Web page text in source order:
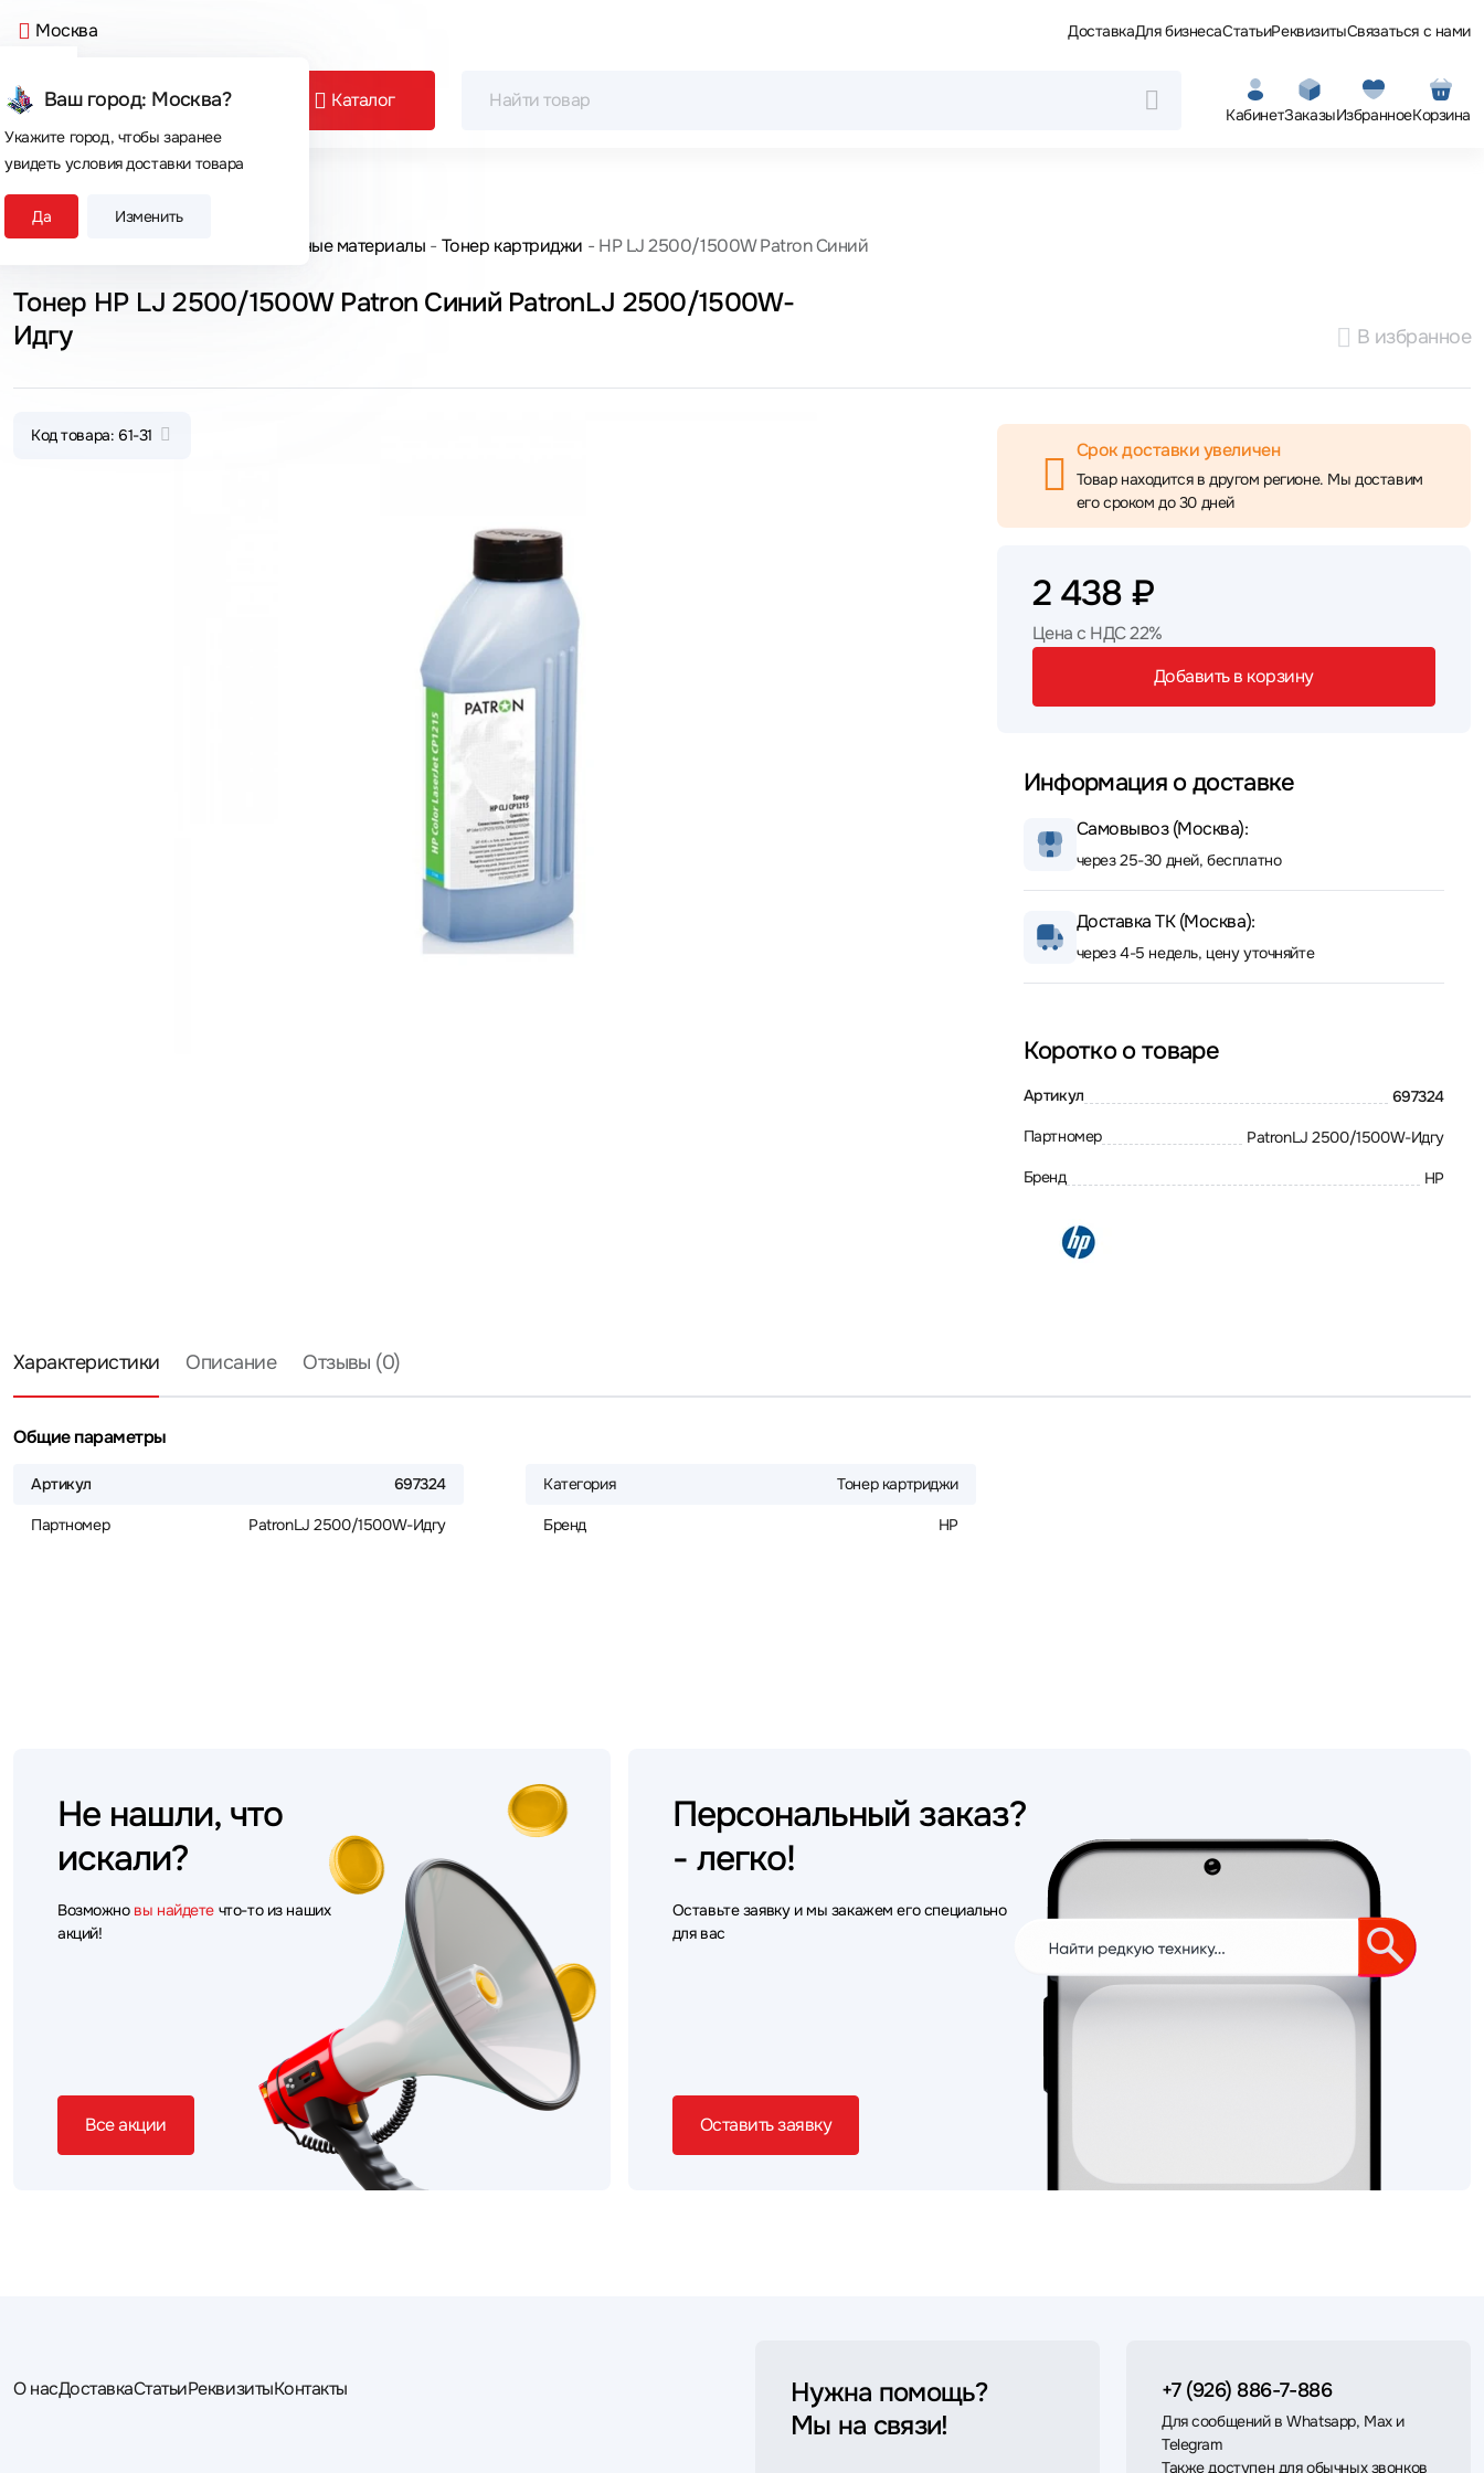
Москва
Ваш город: Москва?
Укажите город, чтобы заранее
увидеть условия доставки товара
Да Изменить
ДоставкаДля бизнесаСтатьиРеквизитыСвязаться с нами
Каталог
КабинетЗаказыИзбранноеКорзина
Сегодня покупают
Главная Расходные материалы Тонер картриджи HP LJ 2500/1500W Patron Синий
Тонер HP LJ 2500/1500W Patron Синий PatronLJ 2500/1500W-
Идгу
В избранное
Код товара: 61-31
Срок доставки увеличен
Товар находится в другом регионе. Мы доставим
его сроком до 30 дней
2 438 ₽
Цена с НДС 22%
Добавить в корзину
Информация о доставке
Самовывоз (Москва):
через 25-30 дней, бесплатно
Доставка ТК (Москва):
через 4-5 недель, цену уточняйте
Коротко о товаре
Артикул 697324
Партномер PatronLJ 2500/1500W-Идгу
Бренд HP
Характеристики Описание Отзывы (0)
Общие параметры
Артикул 697324
Партномер PatronLJ 2500/1500W-Идгу
Категория Тонер картриджи
Бренд HP
Не нашли, что
искали?
Возможно вы найдете что-то из наших
акций!
Все акции
Персональный заказ?
- легко!
Оставьте заявку и мы закажем его специально
для вас
Оставить заявку
О насДоставкаСтатьиРеквизитыКонтакты
Нужна помощь?
Мы на связи!
+7 (926) 886-7-886
Для сообщений в Whatsapp, Max и
Telegram
Также доступен для обычных звонков